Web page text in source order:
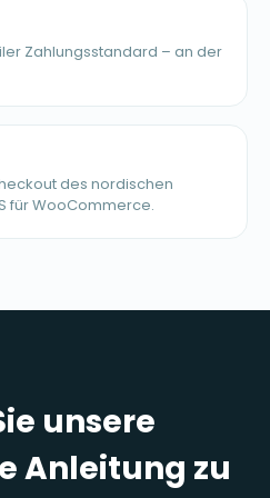
Zahlungsstandard – an der
des nordischen
für WooCommerce.
unsere
Anleitung zu